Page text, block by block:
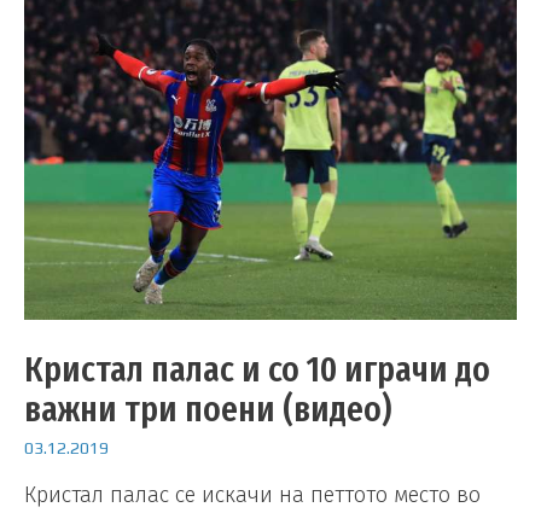
Кристал палас и со 10 играчи до
важни три поени (видео)
03.12.2019
Кристал палас се искачи на петтото место во